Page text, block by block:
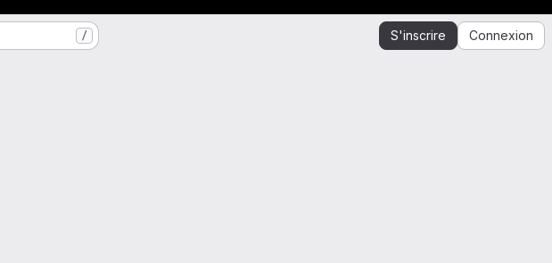
/ S'inscrire Connexion